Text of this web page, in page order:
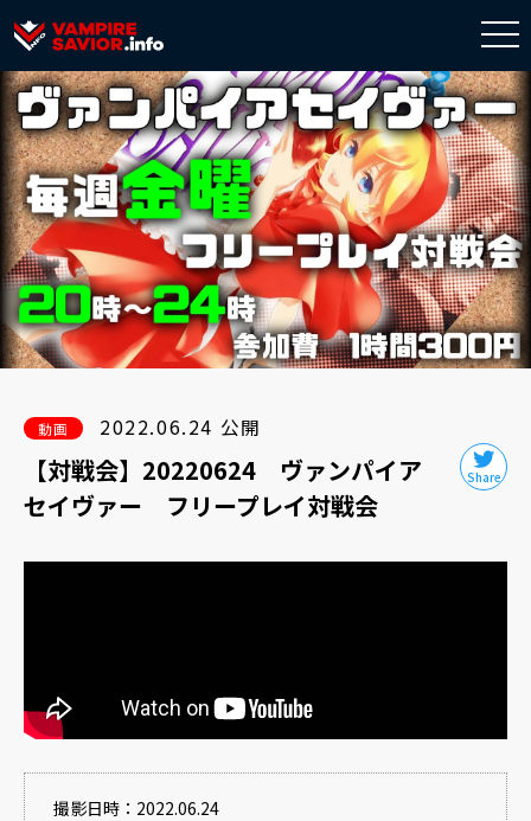
動画 2022.06.24 公開
【対戦会】20220624 ヴァンパイア
セイヴァー フリープレイ対戦会
撮影日時：2022.06.24